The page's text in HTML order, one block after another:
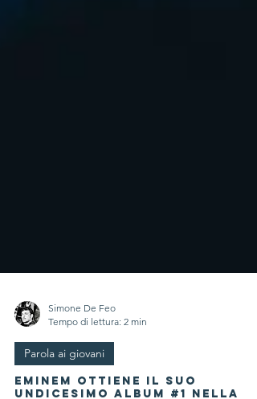
Tempo di lettura: 2 min
Parola ai giovani